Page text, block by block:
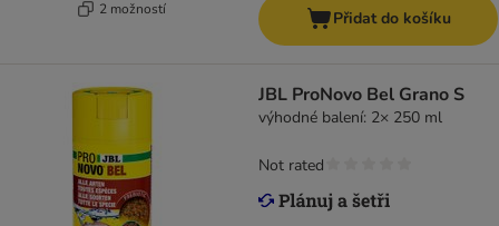
2 možností Přidat do košíku
JBL ProNovo Bel Grano S
výhodné balení: 2× 250 ml
Not rated